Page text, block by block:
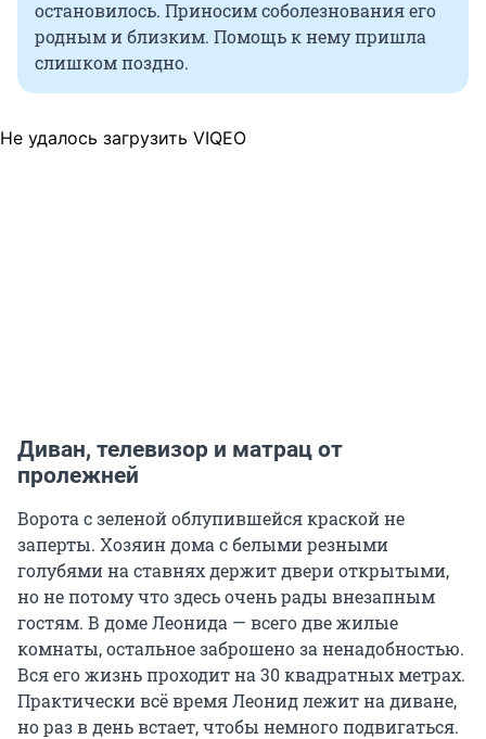
остановилось. Приносим соболезнования его
родным и близким. Помощь к нему пришла
слишком поздно.
Не удалось загрузить VIQEO
Диван, телевизор и матрац от
пролежней
Ворота с зеленой облупившейся краской не
заперты. Хозяин дома с белыми резными
голубями на ставнях держит двери открытыми,
но не потому что здесь очень рады внезапным
гостям. В доме Леонида — всего две жилые
комнаты, остальное заброшено за ненадобностью.
Вся его жизнь проходит на 30 квадратных метрах.
Практически всё время Леонид лежит на диване,
но раз в день встает, чтобы немного подвигаться.